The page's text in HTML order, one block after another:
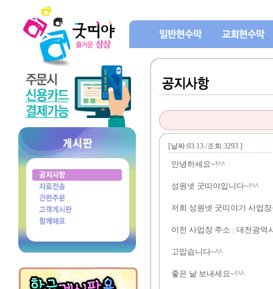
[날짜:03.13 /조회:3293 ]
안녕하세요~!^^
성원넷 굿띠야입니다~!^^
저희 성원넷 굿띠야가 사업
이전 사업장 주소 : 대전광역
고맙습니다~^^
좋은 날 보내세요~!^^